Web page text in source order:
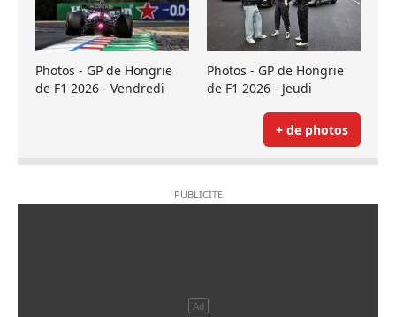
Photos - GP de Hongrie
de F1 2026 - Vendredi
Photos - GP de Hongrie
de F1 2026 - Jeudi
+ de photos